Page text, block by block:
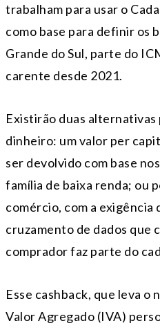
trabalham para usar o
como base para definir os
Grande do Sul, parte do
carente desde 2021.
Existirão duas alternativas
dinheiro: um valor per
ser devolvido com base
família de baixa renda; ou
comércio, com a exigência
cruzamento de dados que
comprador faz parte do
Esse cashback, que leva o
Valor Agregado (IVA)